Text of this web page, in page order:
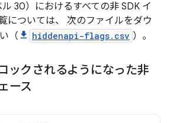
30）におけるすべての非 SDK イ
については、 次のファイルをダウ
（
hiddenapi-flags.csv ）。
ックされるようになった非
ース